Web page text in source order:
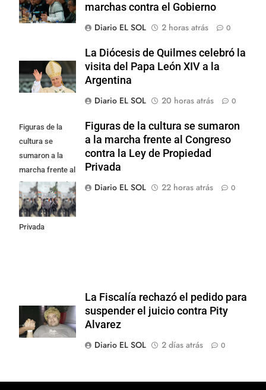
marchas contra el Gobierno
Diario EL SOL
2 horas atrás 0
La Diócesis de Quilmes celebró la
visita del Papa León XIV a la
Argentina
Diario EL SOL
20 horas atrás 0
Figuras de la
cultura se
sumaron a la
marcha frente al
Congreso contra
la Ley de
Propiedad
Privada
Figuras de la cultura se sumaron
a la marcha frente al Congreso
contra la Ley de Propiedad
Privada
Diario EL SOL
22 horas atrás 0
La Fiscalía rechazó el pedido para
suspender el juicio contra Pity
Alvarez
Diario EL SOL
2 días atrás 0